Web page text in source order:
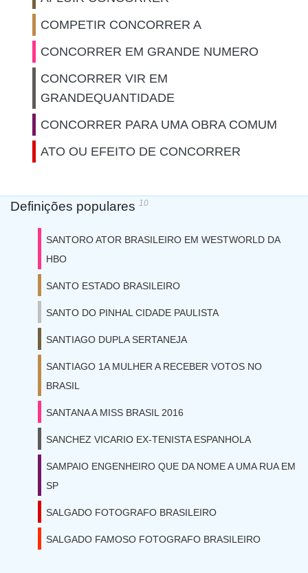
COMPETIR CONCORRER A
CONCORRER EM GRANDE NUMERO
CONCORRER VIR EM
GRANDEQUANTIDADE
CONCORRER PARA UMA OBRA COMUM
ATO OU EFEITO DE CONCORRER
Definições populares 10
SANTORO ATOR BRASILEIRO EM WESTWORLD DA
HBO
SANTO ESTADO BRASILEIRO
SANTO DO PINHAL CIDADE PAULISTA
SANTIAGO DUPLA SERTANEJA
SANTIAGO 1A MULHER A RECEBER VOTOS NO
BRASIL
SANTANA A MISS BRASIL 2016
SANCHEZ VICARIO EX-TENISTA ESPANHOLA
SAMPAIO ENGENHEIRO QUE DA NOME A UMA RUA EM
SP
SALGADO FOTOGRAFO BRASILEIRO
SALGADO FAMOSO FOTOGRAFO BRASILEIRO